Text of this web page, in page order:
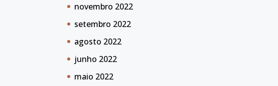
novembro 2022
setembro 2022
agosto 2022
junho 2022
maio 2022